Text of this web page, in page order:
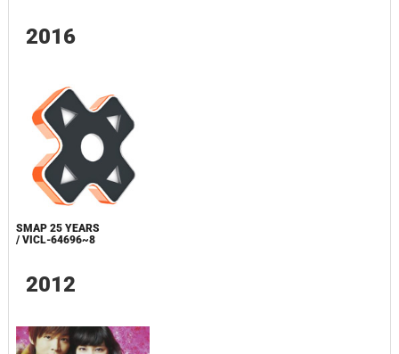
2016
SMAP 25 YEARS
/ VICL-64696~8
2012